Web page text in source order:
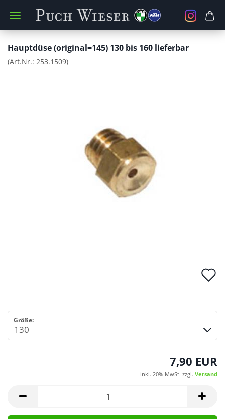
Hauptdüse (original=145) 130 bis 160 lieferbar
(Art.Nr.: 253.1509)
Größe:
7,90 EUR
inkl. 20% MwSt. zzgl. Versand